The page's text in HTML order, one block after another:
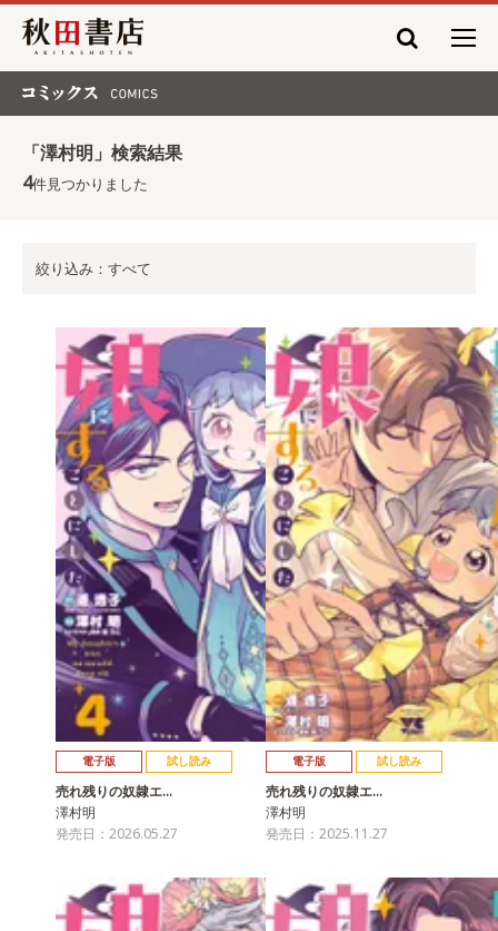
秋田書店
「澤村明」検索結果
4件見つかりました
絞り込み：すべて
電子版 試し読み
売れ残りの奴隷エ…
澤村明
発売日：2026.05.27
電子版 試し読み
売れ残りの奴隷エ…
澤村明
発売日：2025.11.27